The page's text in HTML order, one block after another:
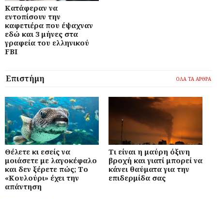
Κατάφεραν να
εντοπίσουν την
καφετιέρα που έψαχναν
εδώ και 3 μήνες στα
γραφεία του ελληνικού
FBI
Επιστήμη ΟΛΑ ΤΑ ΑΡΘΡΑ
Θέλετε κι εσείς να
μοιάσετε με λαγοκέφαλο
και δεν ξέρετε πώς; Το
«Κουλούρι» έχει την
απάντηση
Τι είναι η μαύρη όξινη
βροχή και γιατί μπορεί να
κάνει θαύματα για την
επιδερμίδα σας